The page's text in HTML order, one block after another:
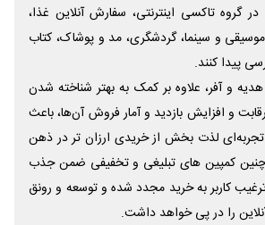
گروه تاکسی اینترنتی، سفارش آنلاین غذا،
موسیقی و سینما، گردشگری، مد و پوشاک، کتاب
پیدا کنند.
هدیه و آفر، علاوه بر کمک به بهتر شناخته شدن
و افزایش بازدید و آمار فروش آن‌ها، باعث
لذت بخش از خریدی ارزان تر در ذهن
کمپین های تبلیغی و تخفیفی ضمن جذب
کاربر به خرید مجدد شده و توسعه و رونق
را در پی خواهد داشت.